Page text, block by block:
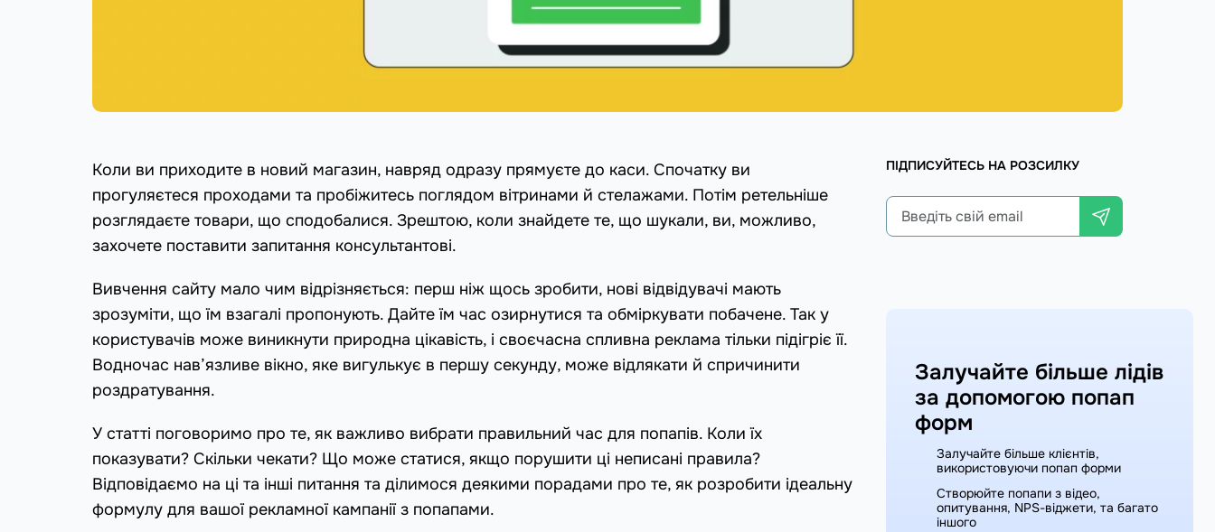
Коли ви приходите в новий магазин, навряд одразу прямуєте до каси. Спочатку ви
прогуляєтеся проходами та пробіжитесь поглядом вітринами й стелажами. Потім ретельніше
розглядаєте товари, що сподобалися. Зрештою, коли знайдете те, що шукали, ви, можливо,
захочете поставити запитання консультантові.
Вивчення сайту мало чим відрізняється: перш ніж щось зробити, нові відвідувачі мають
зрозуміти, що їм взагалі пропонують. Дайте їм час озирнутися та обміркувати побачене. Так у
користувачів може виникнути природна цікавість, і своєчасна спливна реклама тільки підігріє її.
Водночас нав’язливе вікно, яке вигулькує в першу секунду, може відлякати й спричинити
роздратування.
У статті поговоримо про те, як важливо вибрати правильний час для попапів. Коли їх
показувати? Скільки чекати? Що може статися, якщо порушити ці неписані правила?
Відповідаємо на ці та інші питання та ділимося деякими порадами про те, як розробити ідеальну
формулу для вашої рекламної кампанії з попапами.
ПІДПИСУЙТЕСЬ НА РОЗСИЛКУ
Залучайте більше лідів
за допомогою попап
форм
Залучайте більше клієнтів,
використовуючи попап форми
Створюйте попапи з відео,
опитування, NPS-віджети, та багато
іншого